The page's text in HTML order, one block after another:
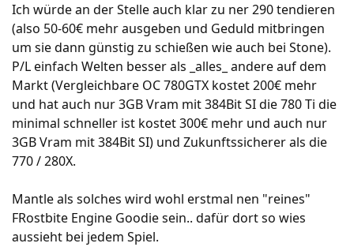
Ich würde an der Stelle auch klar zu ner 290 tendieren
(also 50-60€ mehr ausgeben und Geduld mitbringen
um sie dann günstig zu schießen wie auch bei Stone).
P/L einfach Welten besser als _alles_ andere auf dem
Markt (Vergleichbare OC 780GTX kostet 200€ mehr
und hat auch nur 3GB Vram mit 384Bit SI die 780 Ti die
minimal schneller ist kostet 300€ mehr und auch nur
3GB Vram mit 384Bit SI) und Zukunftssicherer als die
770 / 280X.
Mantle als solches wird wohl erstmal nen "reines"
FRostbite Engine Goodie sein.. dafür dort so wies
aussieht bei jedem Spiel.